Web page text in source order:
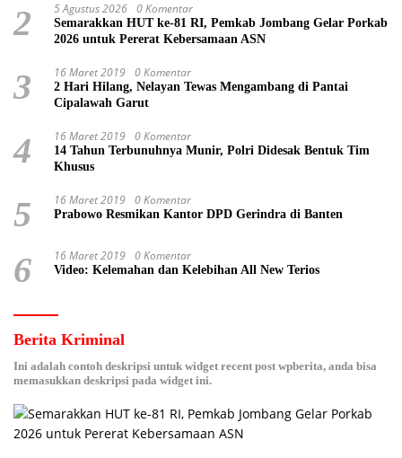
2 5 Agustus 2026 0 Komentar
Semarakkan HUT ke-81 RI, Pemkab Jombang Gelar Porkab
2026 untuk Pererat Kebersamaan ASN
3 16 Maret 2019 0 Komentar
2 Hari Hilang, Nelayan Tewas Mengambang di Pantai
Cipalawah Garut
4 16 Maret 2019 0 Komentar
14 Tahun Terbunuhnya Munir, Polri Didesak Bentuk Tim
Khusus
5 16 Maret 2019 0 Komentar
Prabowo Resmikan Kantor DPD Gerindra di Banten
6 16 Maret 2019 0 Komentar
Video: Kelemahan dan Kelebihan All New Terios
Berita Kriminal
Ini adalah contoh deskripsi untuk widget recent post wpberita, anda bisa
memasukkan deskripsi pada widget ini.